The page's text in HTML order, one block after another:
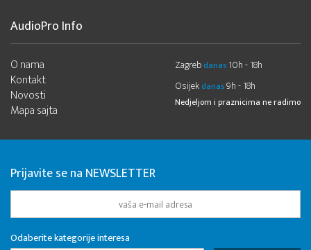
AudioPro Info
O nama
Kontakt
Novosti
Mapa sajta
Zagreb danas 10h - 18h
Osijek danas9h - 18h
Nedjeljom i praznicima ne radimo
Prijavite se na NEWSLETTER
Odaberite kategorije interesa